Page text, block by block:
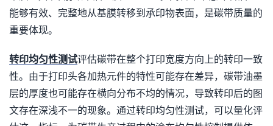
能够有效、完整地从基膜转移到承印物表面，是碳带质量的
重要体现。
转印均匀性测试评估碳带在整个打印宽度方向上的转印一致
性。由于打印头各加热元件的特性可能存在差异，碳带油墨
层的厚度也可能存在横向分布不均的情况，导致转印后的图
文存在深浅不一的现象。通过转印均匀性测试，可以量化评